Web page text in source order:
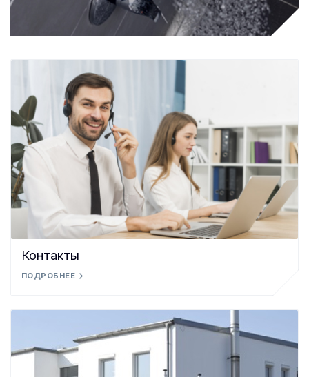
Контакты
ПОДРОБНЕЕ